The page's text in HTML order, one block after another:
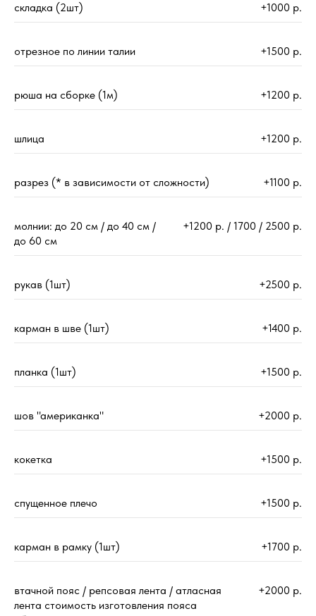
складка (2шт) +1000 р.
отрезное по линии талии +1500 р.
рюша на сборке (1м) +1200 р.
шлица +1200 р.
разрез (* в зависимости от сложности) +1100 р.
молнии: до 20 см / до 40 см /
до 60 см
+1200 р. / 1700 / 2500 р.
рукав (1шт) +2500 р.
карман в шве (1шт) +1400 р.
планка (1шт) +1500 р.
шов "американка" +2000 р.
кокетка +1500 р.
спущенное плечо +1500 р.
карман в рамку (1шт) +1700 р.
втачной пояс / репсовая лента / атласная
лента стоимость изготовления пояса
+2000 р.